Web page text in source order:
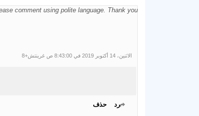
comment using polite language. Thank you.
الاثنين، 14 أكتوبر 2019 في 8:43:00 ص غرينتش+8
رد حذف